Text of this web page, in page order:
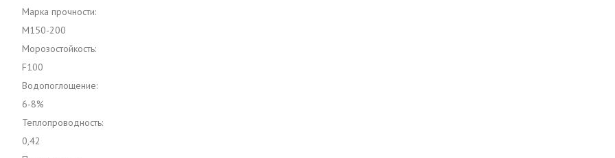
Марка прочности:
M150-200
Морозостойкость:
F100
Водопоглощение:
6-8%
Теплопроводность:
0,42